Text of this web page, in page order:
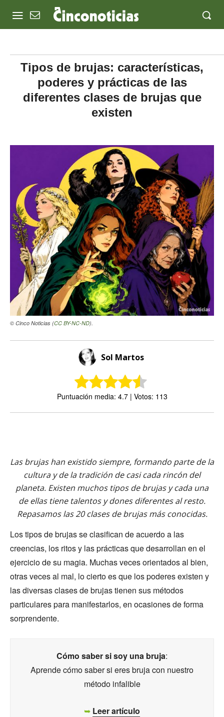
Tipos de brujas: características,
poderes y prácticas de las
diferentes clases de brujas que
existen
© Cinco Noticias (CC BY-NC-ND).
Sol Martos
Puntuación media: 4.7 | Votos: 113
Las brujas han existido siempre, formando parte de la
cultura y de la tradición de casi cada rincón del
planeta. Existen muchos tipos de brujas y cada una
de ellas tiene talentos y dones diferentes al resto.
Repasamos las 20 clases de brujas más conocidas.
Los tipos de brujas se clasifican de acuerdo a las
creencias, los ritos y las prácticas que desarrollan en el
ejercicio de su magia. Muchas veces orientados al bien,
otras veces al mal, lo cierto es que los poderes existen y
las diversas clases de brujas tienen sus métodos
particulares para manifestarlos, en ocasiones de forma
sorprendente.
Cómo saber si soy una bruja:
Aprende cómo saber si eres bruja con nuestro
método infalible
➥ Leer artículo